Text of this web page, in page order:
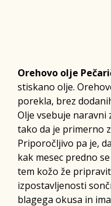
Orehovo olje
stiskano olje.
porekla, brez
Olje vsebuje naravni
tako da je primerno
Priporočljivo pa je,
kak mesec predno
tem kožo že
izpostavljenosti
blagega okusa in